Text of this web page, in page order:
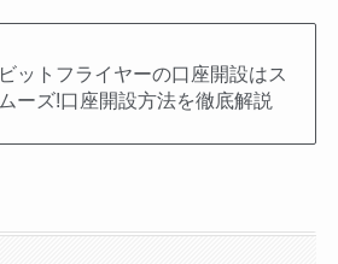
ビットフライヤーの口座開設はス
ムーズ!口座開設方法を徹底解説